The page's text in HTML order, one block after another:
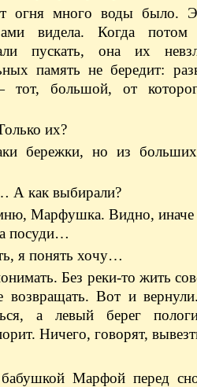
много воды было.
видела. Когда
пускать, она их
память не бередит:
большой, от
их?
бережки, но из
как выбирали?
Марфушка. Видно, иначе
посуди…
я понять хочу…
Без реки-то жить
Вот и
а левый берег
Ничего, говорят,
Марфой перед